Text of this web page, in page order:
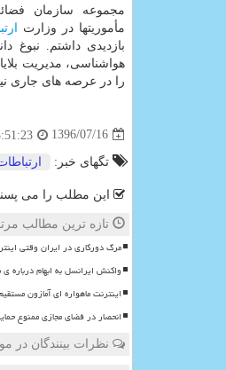
مجموعه سازمان
مأموریتها در وزارت
بازدیدی داشتم. نبوغ
هواشناسی، مدیریت
را در عرصه های جاری
1396/07/16
تگهای خبر:
این مطلب را می
تازه ترین مطالب
مرگ دورکاری در ایران وقتی
واکنش ایرانسل به ابهام درباره
اینترنت ماهواره ای آمازون
انحصار در فضای مجازی ممنوع
نظرات بینندگان در